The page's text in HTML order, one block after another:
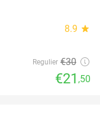
8.9 star
Regulier €30
€21 ,50